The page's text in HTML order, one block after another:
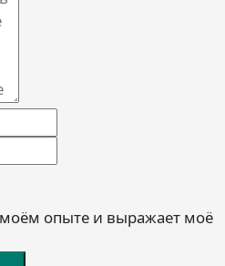
опыте и выражает моё